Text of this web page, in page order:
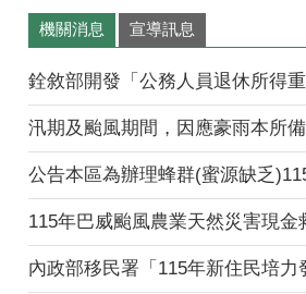
機關消息 宣導訊息